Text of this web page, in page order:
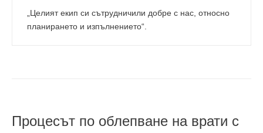
„Целият екип си сътрудничили добре с нас, относно
планирането и изпълнението“.
Процесът по облепване на врати с